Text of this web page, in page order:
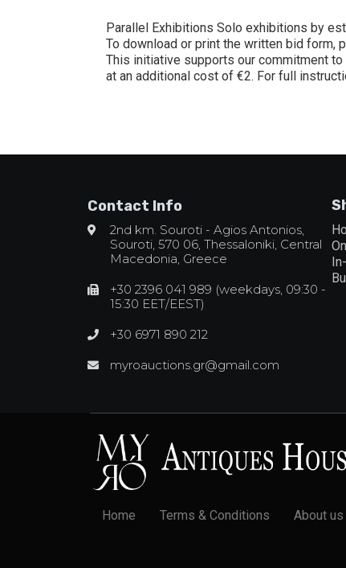
Parallel Exhibitions Solo exhibitions by
To download or print the written bid form,
This initiative supports our commitment
at an additional cost of €2. For full
Contact Info
2nd km. Souroti - Agios Antonios,
Souroti, 570 06, Thessaloniki, Central
Macedonia, Greece
+30 2396 041 989 (weekdays, 09:30 -
15:30 EET/EEST)
+30 6971 890 212
myroauctions.gr@gmail.com
Home Terms & Conditions About us